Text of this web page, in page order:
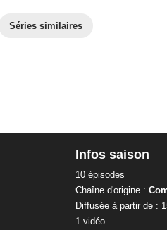
Séries similaires
Infos saison
10 épisodes
Chaîne d'origine :
Diffusée à partir de :
1 vidéo